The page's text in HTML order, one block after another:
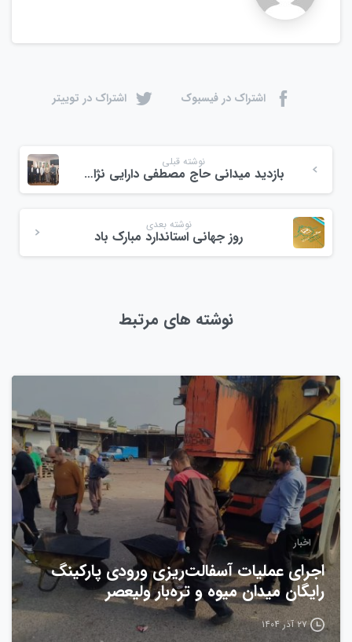
اشتراک در فیسبوک اشتراک در توییتر
نوشته قبلی
بازدید میدانی حاج مصطفی دارایی نژاد از میدان میوه و تره بار ولیعصر
نوشته بعدی
روز جهانی استاندارد مبارک باد
نوشته های مرتبط
اخبار
اجرای عملیات آسفالت‌ریزی ورودی پارکینگ
رایگان میدان میوه و تره‌بار ولیعصر
۲۷ آذر ۱۴۰۴